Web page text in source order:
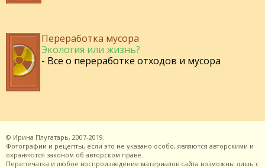
Переработка мусора
Экология или жизнь?
- Все о переработке отходов и мусора
© Ирина Плугатарь, 2007-2019.
Фотографии и рецепты, если это не указано особо, являются авторскими и
охраняются законом об авторском праве.
Перепечатка и любое воспроизведение материалов сайта возможны лишь с